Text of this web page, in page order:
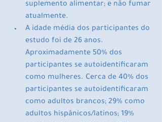
suplemento alimentar; e não fumar
atualmente.
A idade média dos participantes do
estudo foi de 26 anos.
Aproximadamente 50% dos
participantes se autoidentificaram
como mulheres. Cerca de 40% dos
participantes se autoidentificaram
como adultos brancos; 29% como
adultos hispânicos/latinos; 19%